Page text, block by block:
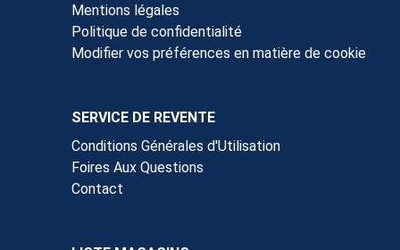
Mentions légales
Politique de confidentialité
Modifier vos préférences en matière de cookie
SERVICE DE REVENTE
Conditions Générales d'Utilisation
Foires Aux Questions
Contact